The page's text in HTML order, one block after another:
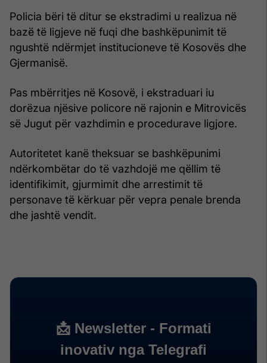
Policia bëri të ditur se ekstradimi u realizua në
bazë të ligjeve në fuqi dhe bashkëpunimit të
ngushtë ndërmjet institucioneve të Kosovës dhe
Gjermanisë.
Pas mbërritjes në Kosovë, i ekstraduari iu
dorëzua njësive policore në rajonin e Mitrovicës
së Jugut për vazhdimin e procedurave ligjore.
Autoritetet kanë theksuar se bashkëpunimi
ndërkombëtar do të vazhdojë me qëllim të
identifikimit, gjurmimit dhe arrestimit të
personave të kërkuar për vepra penale brenda
dhe jashtë vendit.